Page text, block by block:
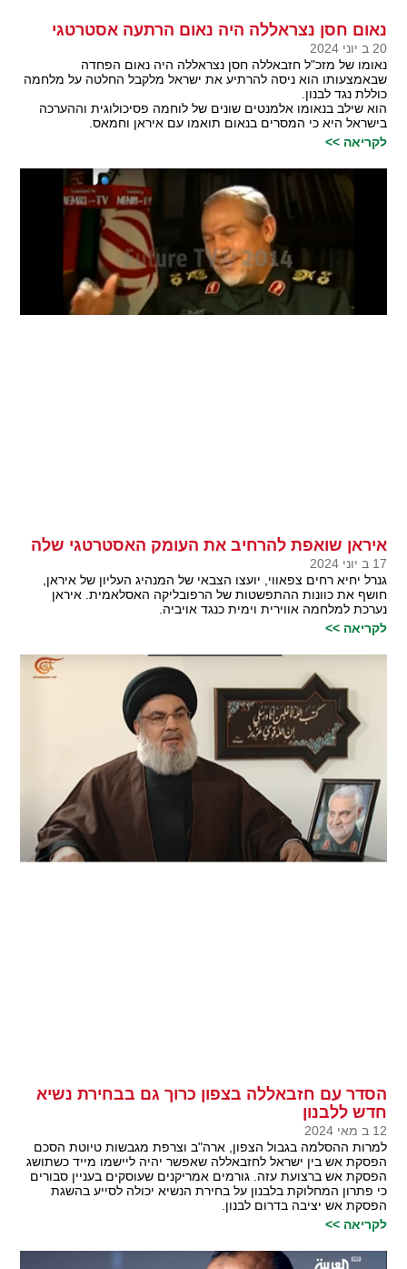
נאום חסן נצראללה היה נאום הרתעה אסטרטגי
20 ב יוני 2024
נאומו של מזכ"ל חזבאללה חסן נצראללה היה נאום הפחדה
שבאמצעותו הוא ניסה להרתיע את ישראל מלקבל החלטה על מלחמה
כוללת נגד לבנון.
הוא שילב בנאומו אלמנטים שונים של לוחמה פסיכולוגית וההערכה
בישראל היא כי המסרים בנאום תואמו עם איראן וחמאס.
לקריאה >>
איראן שואפת להרחיב את העומק האסטרטגי שלה
17 ב יוני 2024
גנרל יחיא רחים צפאווי, יועצו הצבאי של המנהיג העליון של איראן,
חושף את כוונות ההתפשטות של הרפובליקה האסלאמית. איראן
נערכת למלחמה אווירית וימית כנגד אויביה.
לקריאה >>
הסדר עם חזבאללה בצפון כרוך גם בבחירת נשיא
חדש ללבנון
12 ב מאי 2024
למרות ההסלמה בגבול הצפון, ארה"ב וצרפת מגבשות טיוטת הסכם
הפסקת אש בין ישראל לחזבאללה שאפשר יהיה ליישמו מייד כשתושג
הפסקת אש ברצועת עזה. גורמים אמריקנים שעוסקים בעניין סבורים
כי פתרון המחלוקת בלבנון על בחירת הנשיא יכולה לסייע בהשגת
הפסקת אש יציבה בדרום לבנון.
לקריאה >>